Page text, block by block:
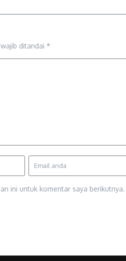
ditandai *
ini untuk komentar saya berikutnya.